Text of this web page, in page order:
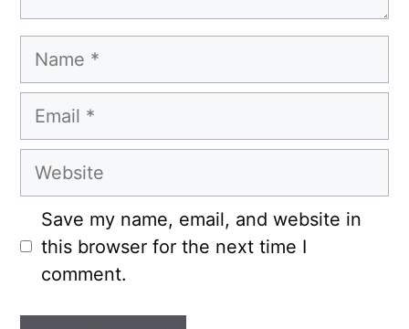
Name
Email
Website
Save my name, email, and website in
this browser for the next time I
comment.